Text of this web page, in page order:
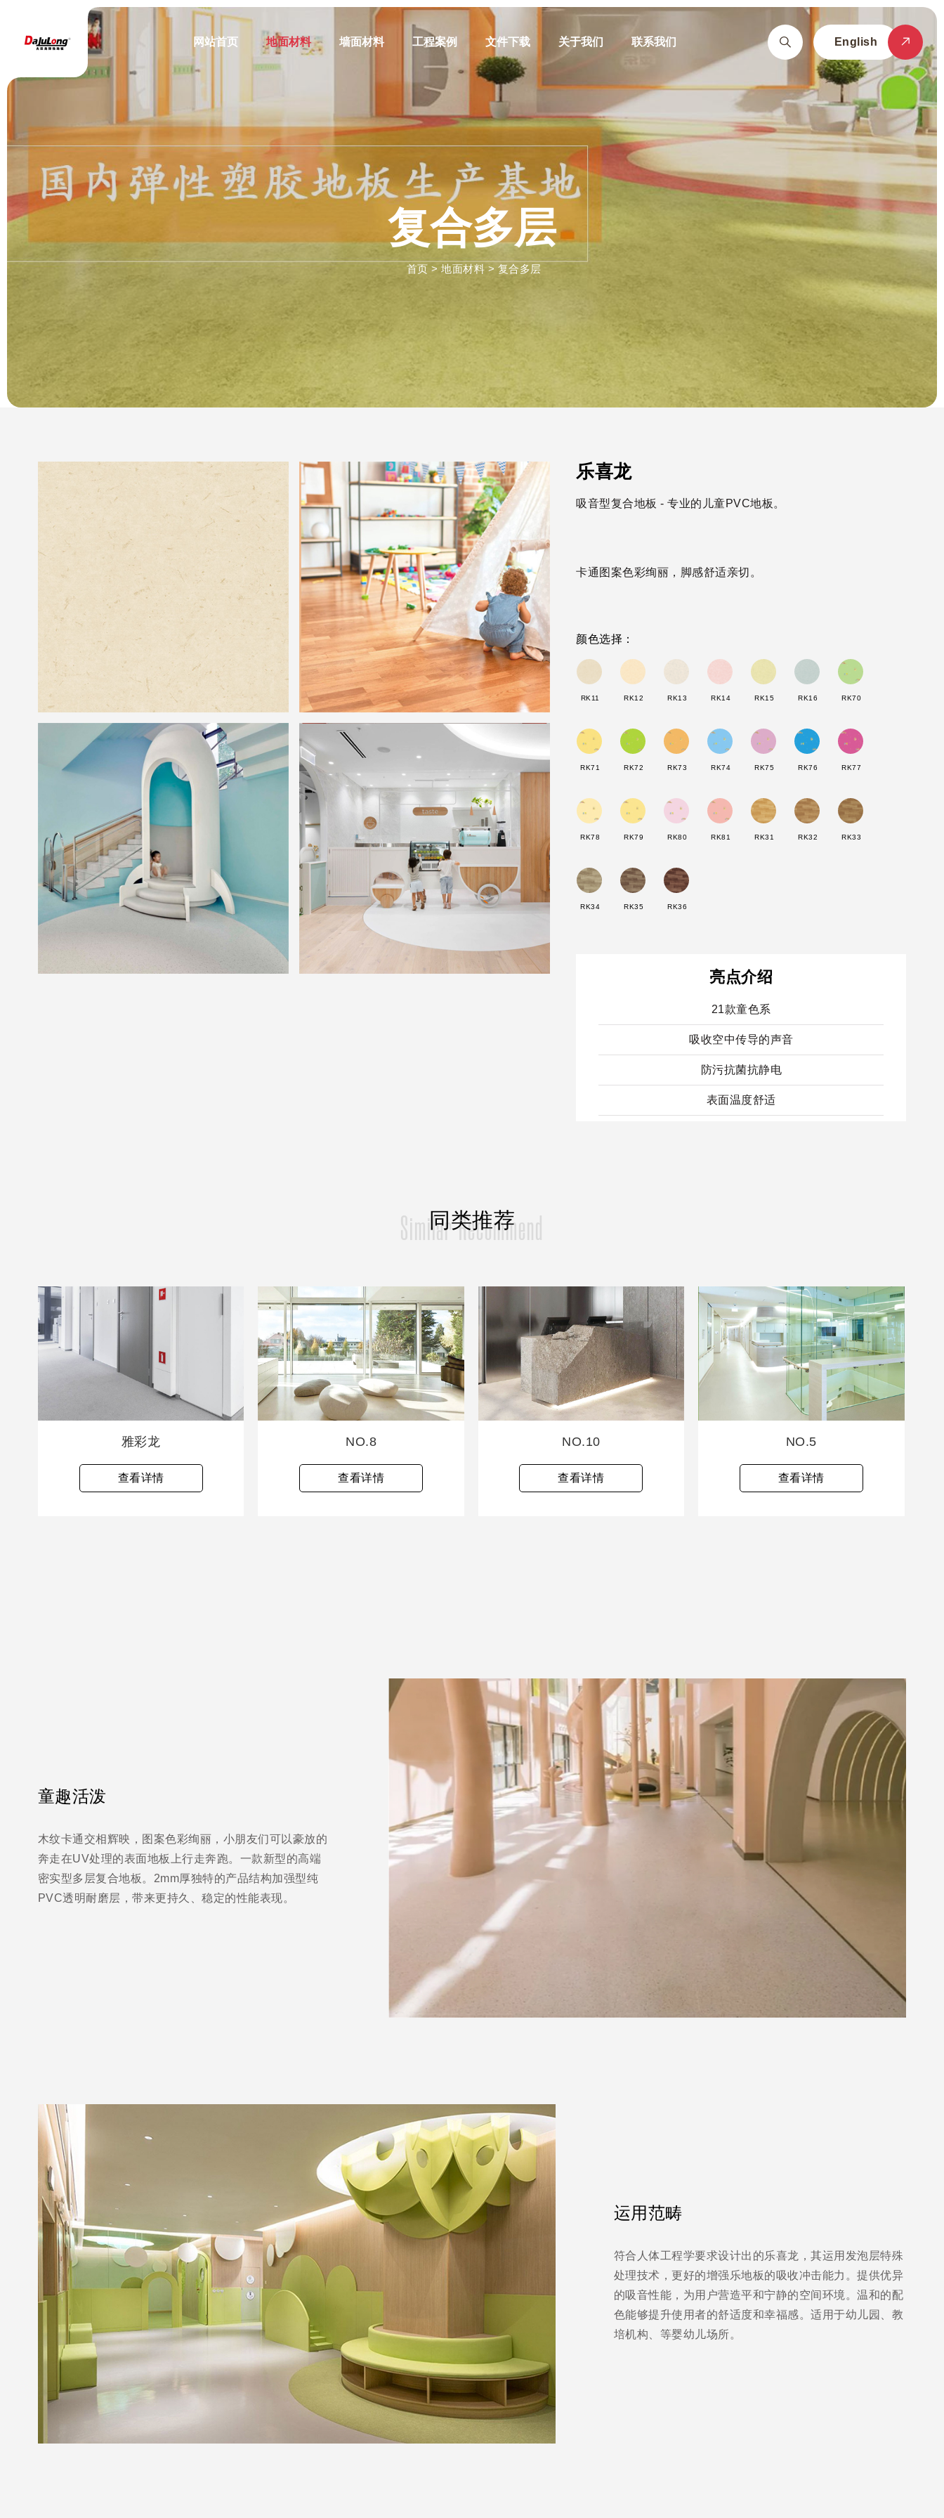
网站首页 地面材料 墙面材料 工程案例 文件下载 关于我们 联系我们 English
复合多层
首页 > 地面材料 > 复合多层
乐喜龙
吸音型复合地板 - 专业的儿童PVC地板。
卡通图案色彩绚丽，脚感舒适亲切。
颜色选择：
RK11 RK12 RK13 RK14 RK15 RK16 RK70
RK71 RK72 RK73 RK74 RK75 RK76 RK77
RK78 RK79 RK80 RK81 RK31 RK32 RK33
RK34 RK35 RK36
亮点介绍
21款童色系
吸收空中传导的声音
防污抗菌抗静电
表面温度舒适
Similar Recommend
同类推荐
雅彩龙
查看详情
NO.8
查看详情
NO.10
查看详情
NO.5
查看详情
童趣活泼
木纹卡通交相辉映，图案色彩绚丽，小朋友们可以豪放的
奔走在UV处理的表面地板上行走奔跑。一款新型的高端
密实型多层复合地板。2mm厚独特的产品结构加强型纯
PVC透明耐磨层，带来更持久、稳定的性能表现。
运用范畴
符合人体工程学要求设计出的乐喜龙，其运用发泡层特殊
处理技术，更好的增强乐地板的吸收冲击能力。提供优异
的吸音性能，为用户营造平和宁静的空间环境。温和的配
色能够提升使用者的舒适度和幸福感。适用于幼儿园、教
培机构、等婴幼儿场所。